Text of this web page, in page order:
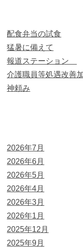
配食弁当の試食
猛暑に備えて
報道ステーション
介護職員等処遇改善
神頼み
2026年7月
2026年6月
2026年5月
2026年4月
2026年3月
2026年1月
2025年12月
2025年9月